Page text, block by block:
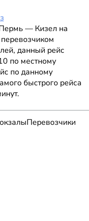
— Кизел на
данный рейс
по местному
по данному
быстрого рейса
Перевозчики